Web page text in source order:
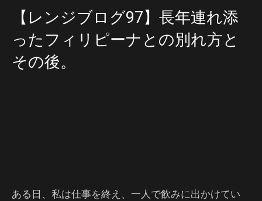
【レンジブログ97】長年連れ添
ったフィリピーナとの別れ方と
その後。
ある日、私は仕事を終え、一人で飲みに出かけてい